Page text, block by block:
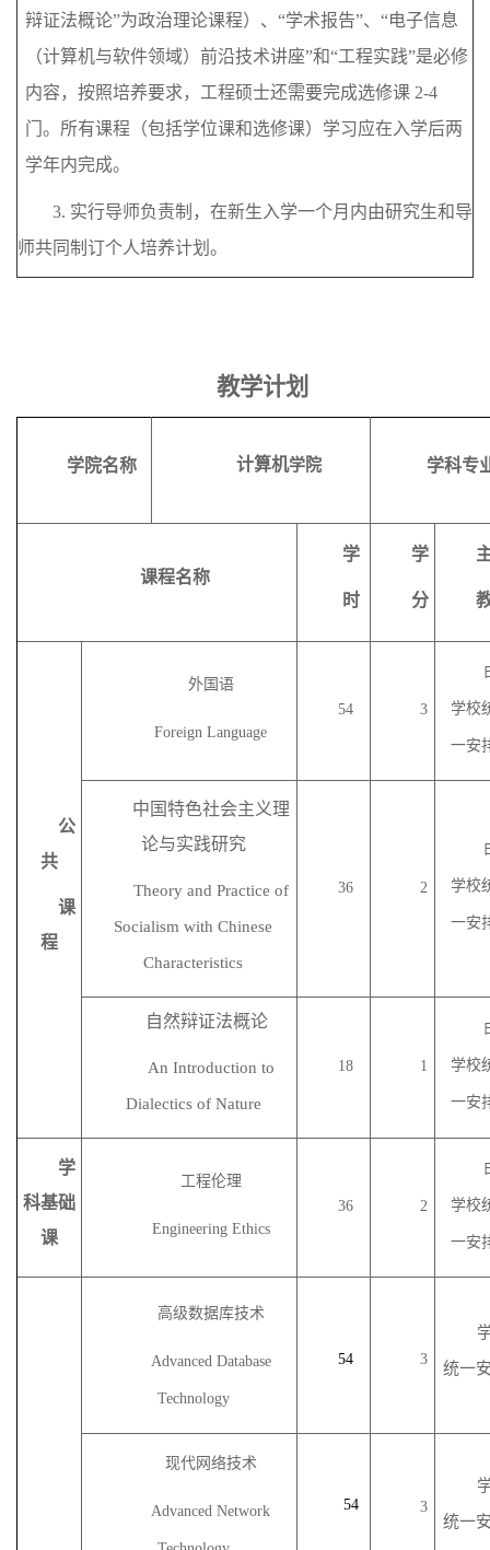
辩证法概论”为政治理论课程）、“学术报告”、“电子信息
（计算机与软件领域）前沿技术讲座”和“工程实践”是必修
内容，按照培养要求，工程硕士还需要完成选修课 2-4
门。所有课程（包括学位课和选修课）学习应在入学后两
学年内完成。
3. 实行导师负责制，在新生入学一个月内由研究生和导
师共同制订个人培养计划。
教学计划
学院名称 计算机学院 学科专
课程名称
学
时
学
分
公
共
课
程
外国语
Foreign Language
54 3 学校
一安
中国特色社会主义理
论与实践研究
Theory and Practice of
Socialism with Chinese
Characteristics
36 2 学校
一安
自然辩证法概论
An Introduction to
Dialectics of Nature
18 1 学校
一安
学
科基础
课
工程伦理
Engineering Ethics
36 2 学校
一安
高级数据库技术
Advanced Database
Technology
54 3
统一
现代网络技术
Advanced Network 54 3
统一